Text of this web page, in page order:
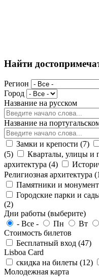
Найти
Регион
Город
Название на русском
Название на
Замки и крепости (7)
(5)
Кварталы, улицы и
архитектура (4)
Религиозная архитектура
Памятники и
Городские парки и
(2)
Дни работы (выберите)
- Все -
Пн Вт
Стоимость билетов
Бесплатный вход (47)
Lisboa Card
скидка на билеты (12)
Молодежная карта